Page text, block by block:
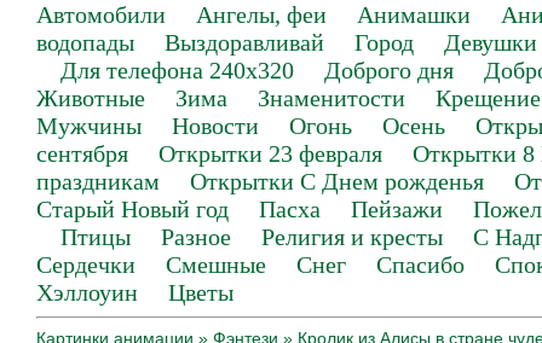
Автомобили Ангелы, феи Анимашки
водопады
Выздоравливай Город
Девушки
Для телефона 240х320
Доброго дня
Животные
Зима Знаменитости
Крещение
Мужчины
Новости Огонь Осень
сентября
Открытки 23 февраля
Открытки 8
праздникам
Открытки С Днем рожденья
Старый Новый год
Пасха Пейзажи
Птицы
Разное Религия и кресты
С
Сердечки
Смешные Снег Спасибо
Хэллоуин
Цветы
Картинки анимации » Фэнтези » Кролик из Алисы в стране